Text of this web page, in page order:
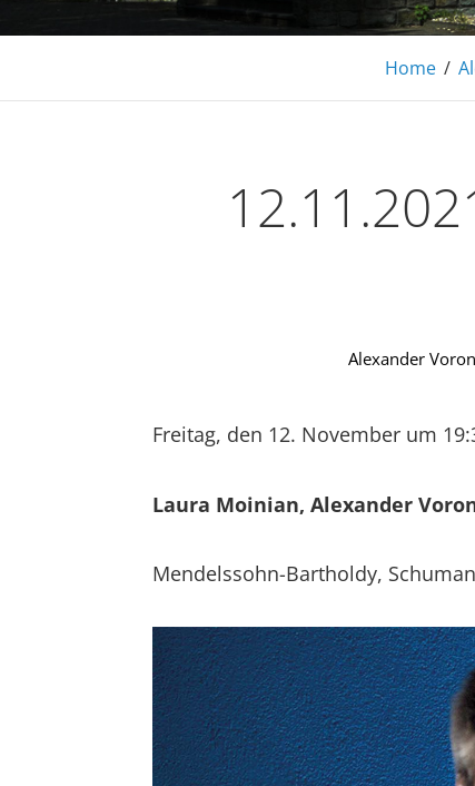
Home /
Alexander
Freitag, den 12. November um
Laura Moinian, Alexander
Mendelssohn-Bartholdy,